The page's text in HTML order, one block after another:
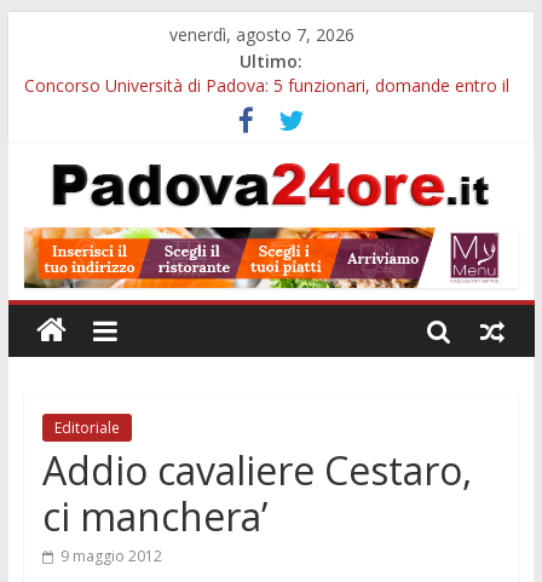
venerdì, agosto 7, 2026
Ultimo:
Concorso Università di Padova: 5 funzionari, domande entro il
Notizie di Padova alle ore 10: arresto, fermata Busitalia e
tregua dal caldo
Slow Looking agli Eremitani: un’ora per osservare davvero
Notizie di Padova alle ore 21: lavoratore morto, credito sul
gasolio e IA nei Comuni
Orto Botanico Padova: visite ed escursioni fino a settembre
Editoriale
Addio cavaliere Cestaro,
ci manchera’
9 maggio 2012